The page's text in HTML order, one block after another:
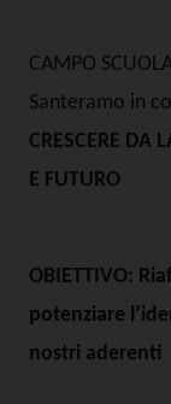
CAMPO
Santeramo in
CRESCERE DA
E FUTURO
OBIETTIVO:
potenziare
nostri aderenti